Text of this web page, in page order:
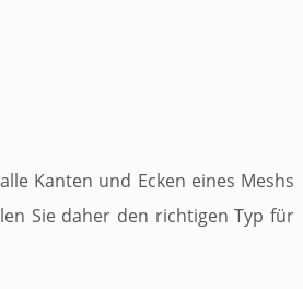
Kanten und Ecken eines Meshs
Sie daher den richtigen Typ für